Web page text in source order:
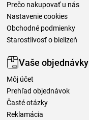
Prečo nakupovať u nás
Nastavenie cookies
Obchodné podmienky
Starostlivosť o bielizeň
Vaše objednávky
Môj účet
Prehľad objednávok
Časté otázky
Reklamácia